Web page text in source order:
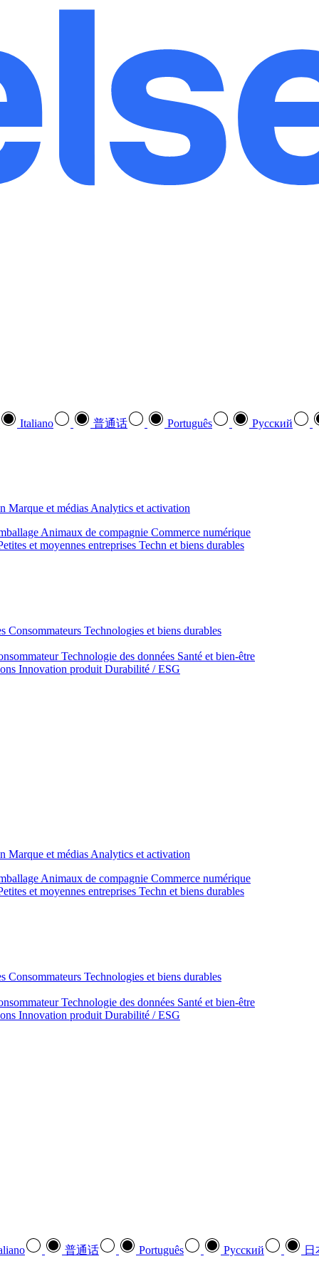
Italiano 普通话 Português Pусский
Marque et médias Analytics et activation
Animaux de compagnie Commerce numérique
et moyennes entreprises Techn et biens durables
Consommateurs Technologies et biens durables
Technologie des données Santé et bien‑être
Innovation produit Durabilité / ESG
Marque et médias Analytics et activation
Animaux de compagnie Commerce numérique
et moyennes entreprises Techn et biens durables
Consommateurs Technologies et biens durables
Technologie des données Santé et bien‑être
Innovation produit Durabilité / ESG
普通话 Português Pусский 日